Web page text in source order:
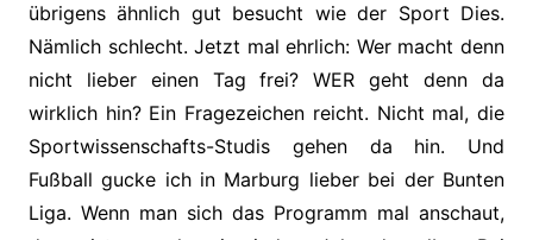
übrigens ähnlich gut besucht wie der Sport Dies.
Nämlich schlecht. Jetzt mal ehrlich: Wer macht denn
nicht lieber einen Tag frei? WER geht denn da
wirklich hin? Ein Fragezeichen reicht. Nicht mal, die
Sportwissenschafts-Studis gehen da hin. Und
Fußball gucke ich in Marburg lieber bei der Bunten
Liga. Wenn man sich das Programm mal anschaut,